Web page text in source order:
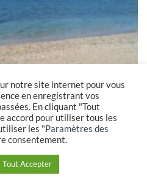
notre site internet pour vous
en enregistrant vos
En cliquant "Tout
accord pour utiliser tous les
les "Paramètres des
consentement.
Tout Accepter